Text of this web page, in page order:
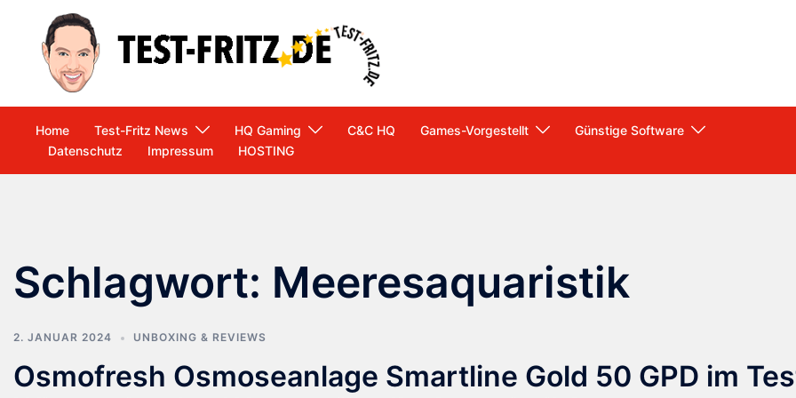
springen
Home Test-Fritz News HQ Gaming C&C HQ Games-Vorgestellt
Günstige Software
Datenschutz
Impressum HOSTING
Schlagwort: Meeresaquaristik
2. JANUAR 2024 UNBOXING & REVIEWS
Osmofresh Osmoseanlage Smartline Gold 50 GPD im